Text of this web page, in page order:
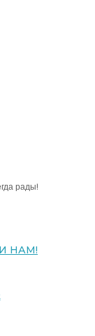
рады!
НАМ!